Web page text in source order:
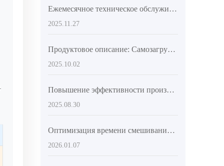
Ежемесячное техническое обслуживание автобетоносмесителя: от лопастей до гидравлического насоса для продления срока службы на 3 года
2025.11.27
Продуктовое описание: Самозагружающийся бетономешалка AIMIX AS-2.6 с высокой маневренностью повышает эффективность строительных работ на объектах
2025.10.02
Повышение эффективности производства бетона: преимущества автосамосвалов с верхней загрузкой в крупных инфраструктурных проектах
2025.08.30
Оптимизация времени смешивания бетонной смеси в сельском строительстве: как предотвратить расслоение бетона
2026.01.07